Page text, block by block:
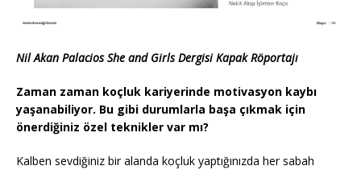
Nil Akan Palacios She and Girls Dergisi Kapak Röportajı
Zaman zaman koçluk kariyerinde motivasyon kaybı
yaşanabiliyor. Bu gibi durumlarla başa çıkmak için
önerdiğiniz özel teknikler var mı?
Kalben sevdiğiniz bir alanda koçluk yaptığınızda her sabah